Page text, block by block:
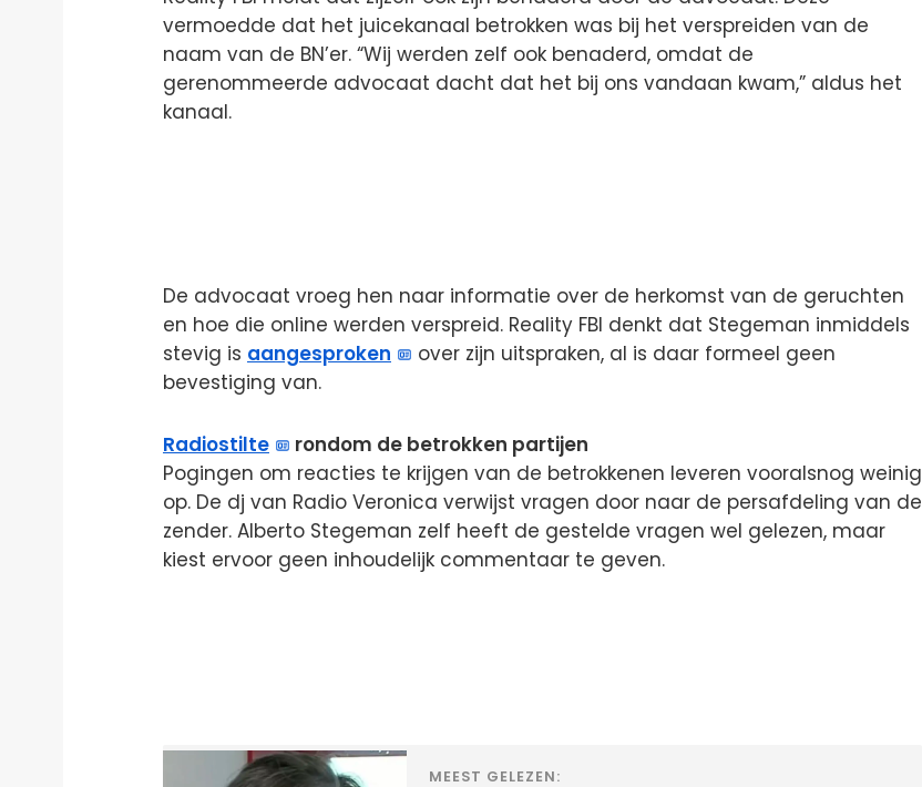
vermoedde dat het juicekanaal betrokken was bij het verspreiden van de
naam van de BN’er. “Wij werden zelf ook benaderd, omdat de
gerenommeerde advocaat dacht dat het bij ons vandaan kwam,” aldus het
kanaal.
De advocaat vroeg hen naar informatie over de herkomst van de geruchten
en hoe die online werden verspreid. Reality FBI denkt dat Stegeman inmiddels
stevig is aangesproken
over zijn uitspraken, al is daar formeel geen
bevestiging van.
Radiostilte
rondom de betrokken partijen
Pogingen om reacties te krijgen van de betrokkenen leveren vooralsnog weinig
op. De dj van Radio Veronica verwijst vragen door naar de persafdeling van de
zender. Alberto Stegeman zelf heeft de gestelde vragen wel gelezen, maar
kiest ervoor geen inhoudelijk commentaar te geven.
MEEST GELEZEN: